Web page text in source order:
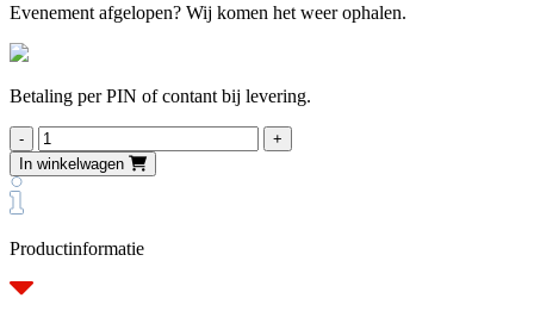
Evenement afgelopen? Wij komen het weer ophalen.
Betaling per PIN of contant bij levering.
Kamerscherm
beuken
200
x
110
cm
In winkelwagen
Productinformatie